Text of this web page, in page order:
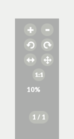
10%
1 / 1